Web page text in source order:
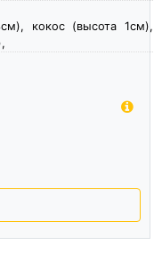
кокос (высота 1см),